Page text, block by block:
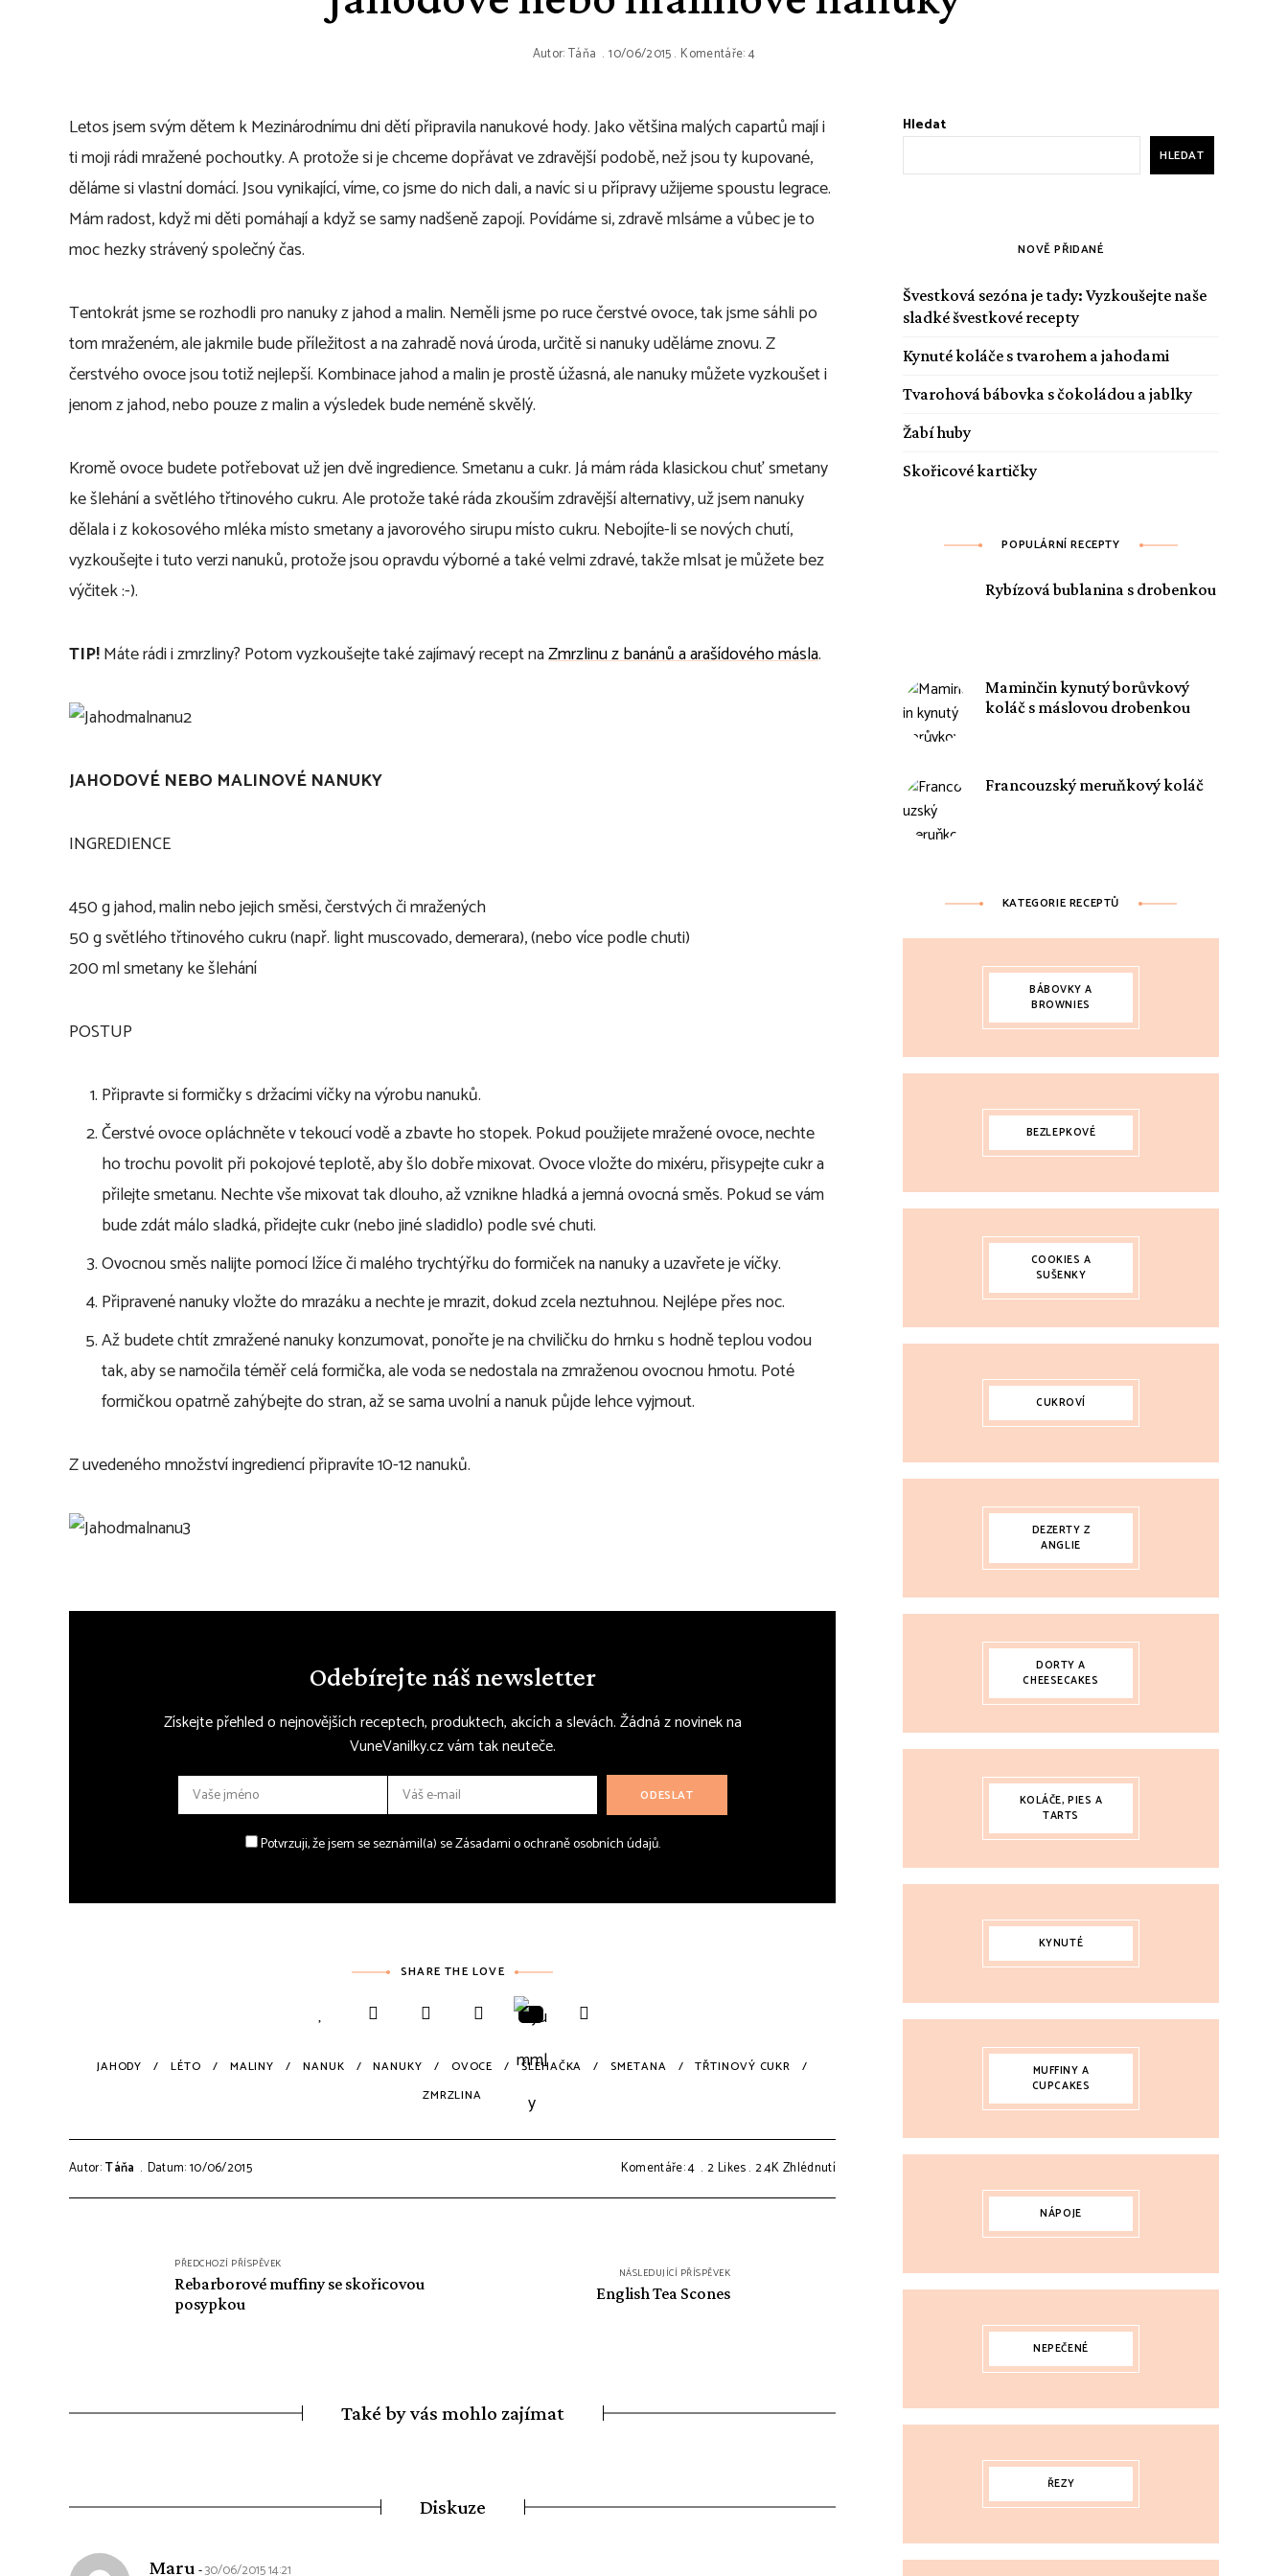
Autor:Táňa 10/06/2015 Komentáře: 4
Letos jsem svým dětem k Mezinárodnímu dni dětí připravila nanukové hody. Jako většina malých capartů mají i
ti moji rádi mražené pochoutky. A protože si je chceme dopřávat ve zdravější podobě, než jsou ty kupované,
děláme si vlastní domácí. Jsou vynikající, víme, co jsme do nich dali, a navíc si u přípravy užijeme spoustu legrace.
Mám radost, když mi děti pomáhají a když se samy nadšeně zapojí. Povídáme si, zdravě mlsáme a vůbec je to
moc hezky strávený společný čas.
Tentokrát jsme se rozhodli pro nanuky z jahod a malin. Neměli jsme po ruce čerstvé ovoce, tak jsme sáhli po
tom mraženém, ale jakmile bude příležitost a na zahradě nová úroda, určitě si nanuky uděláme znovu. Z
čerstvého ovoce jsou totiž nejlepší. Kombinace jahod a malin je prostě úžasná, ale nanuky můžete vyzkoušet i
jenom z jahod, nebo pouze z malin a výsledek bude neméně skvělý.
Kromě ovoce budete potřebovat už jen dvě ingredience. Smetanu a cukr. Já mám ráda klasickou chuť smetany
ke šlehání a světlého třtinového cukru. Ale protože také ráda zkouším zdravější alternativy, už jsem nanuky
dělala i z kokosového mléka místo smetany a javorového sirupu místo cukru. Nebojíte-li se nových chutí,
vyzkoušejte i tuto verzi nanuků, protože jsou opravdu výborné a také velmi zdravé, takže mlsat je můžete bez
výčitek :-).
TIP!Máte rádi i zmrzliny? Potom vyzkoušejte také zajímavý recept naZmrzlinu z banánů a arašídového másla.
JAHODOVÉ NEBO MALINOVÉ NANUKY
INGREDIENCE
450 g jahod, malin nebo jejich směsi, čerstvých či mražených
50 g světlého třtinového cukru (např. light muscovado, demerara), (nebo více podle chuti)
200 ml smetany ke šlehání
POSTUP
Připravte si formičky s držacími víčky na výrobu nanuků.
Čerstvé ovoce opláchněte v tekoucí vodě a zbavte ho stopek. Pokud použijete mražené ovoce, nechte
ho trochu povolit při pokojové teplotě, aby šlo dobře mixovat. Ovoce vložte do mixéru, přisypejte cukr a
přilejte smetanu. Nechte vše mixovat tak dlouho, až vznikne hladká a jemná ovocná směs. Pokud se vám
bude zdát málo sladká, přidejte cukr (nebo jiné sladidlo) podle své chuti.
Ovocnou směs nalijte pomocí lžíce či malého trychtýřku do formiček na nanuky a uzavřete je víčky.
Připravené nanuky vložte do mrazáku a nechte je mrazit, dokud zcela neztuhnou. Nejlépe přes noc.
Až budete chtít zmražené nanuky konzumovat, ponořte je na chviličku do hrnku s hodně teplou vodou
tak, aby se namočila téměř celá formička, ale voda se nedostala na zmraženou ovocnou hmotu. Poté
formičkou opatrně zahýbejte do stran, až se sama uvolní a nanuk půjde lehce vyjmout.
Z uvedeného množství ingrediencí připravíte 10-12 nanuků.
Odebírejte náš newsletter
Získejte přehled o nejnovějších receptech, produktech, akcích a slevách. Žádná z novinek na
VuneVanilky.cz vám tak neuteče.
Potvrzuji, že jsem se seznámil(a) se Zásadami o ochraně osobních údajů.
SHARE THE LOVE
JAHODY LÉTO MALINY NANUK NANUKY OVOCE ŠLEHAČKA SMETANA
TŘTINOVÝ CUKR
ZMRZLINA
Autor:Táňa Datum: 10/06/2015 Komentáře: 4 2Likes 2.4KZhlédnutí
PŘEDCHOZÍ PŘÍSPĚVEK
Rebarborové muffiny se skořicovou
posypkou
NÁSLEDUJÍCÍ PŘÍSPĚVEK
English Tea Scones
Také by vás mohlo zajímat
Diskuze
Marusays:
30/06/2015 14:21
Hledat
HLEDAT
NOVĚ PŘIDANÉ
Švestková sezóna je tady: Vyzkoušejte naše
sladké švestkové recepty
Kynuté koláče s tvarohem a jahodami
Tvarohová bábovka s čokoládou a jablky
Žabí huby
Skořicové kartičky
POPULÁRNÍ RECEPTY
Rybízová bublanina s drobenkou
Maminčin kynutý borůvkový
koláč s máslovou drobenkou
Francouzský meruňkový koláč
KATEGORIE RECEPTŮ
BÁBOVKY A
BROWNIES
BEZLEPKOVÉ
COOKIES A
SUŠENKY
CUKROVÍ
DEZERTY Z
ANGLIE
DORTY A
CHEESECAKES
KOLÁČE, PIES A
TARTS
KYNUTÉ
MUFFINY A
CUPCAKES
NÁPOJE
NEPEČENÉ
ŘEZY